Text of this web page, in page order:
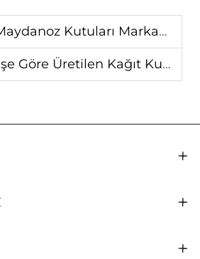
Kutuları Markanızın Açılış Deneyimini Nasıl Geliştirir?
Kağıt Kutular, Lüks Çikolata Ambalajları İçin Neden İdealdir?